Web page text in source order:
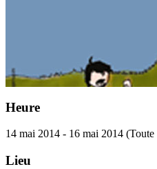
Heure
14 mai 2014 - 16 mai 2014 (Toute
Lieu